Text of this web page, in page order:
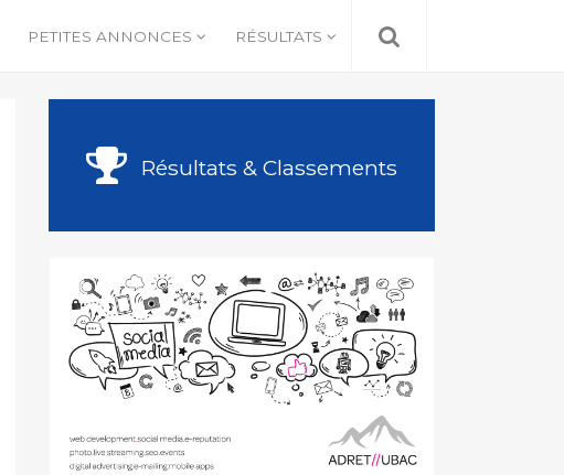
PETITES ANNONCES RÉSULTATS
Résultats & Classements